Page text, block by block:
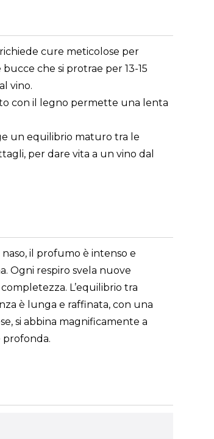
richiede cure meticolose per
che si protrae per 13-15
vino.
con il legno permette una lenta
un equilibrio maturo tra le
per dare vita a un vino dal
il profumo è intenso e
Ogni respiro svela nuove
L’equilibrio tra
è lunga e raffinata, con una
si abbina magnificamente a
profonda.